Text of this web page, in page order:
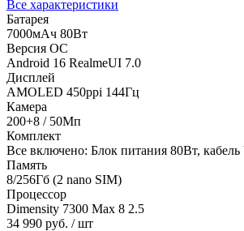
Все характеристики
Батарея
7000мАч 80Вт
Версия ОС
Android 16 RealmeUI 7.0
Дисплей
AMOLED 450ppi 144Гц
Камера
200+8 / 50Мп
Комплект
Все включено: Блок питания 80Вт, кабель
Память
8/256Гб (2 nano SIM)
Процессор
Dimensity 7300 Max 8 2.5
34 990 руб. / шт